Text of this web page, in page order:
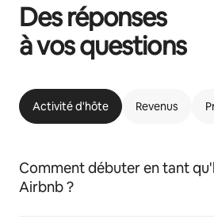
Des réponses
à vos questions
Activité d'hôte Revenus
Comment débuter en tant
Airbnb ?